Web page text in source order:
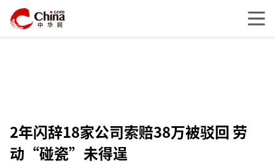
2年闪辞18家公司索赔38万被驳回 劳
动“碰瓷”未得逞